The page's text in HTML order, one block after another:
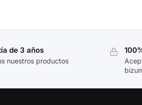
de 3 años
nuestros productos